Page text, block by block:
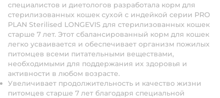
специалистов и диетологов разработала корм для
стерилизованных кошек сухой с индейкой серии PRO
PLAN Sterilised LONGEVIS для стерилизованных кошек
старше 7 лет. Этот сбалансированный корм для кошек
легко усваивается и обеспечивает организм пожилых
питомцев всеми питательными веществами,
необходимыми для поддержания их здоровья и
активности в любом возрасте.
Увеличивает продолжительность и качество жизни
питомцев старше 7 лет благодаря специальной